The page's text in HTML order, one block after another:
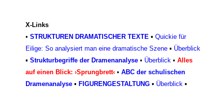
X-Links
• STRUKTUREN DRAMATISCHER TEXTE ▪ Quickie für
Eilige: So analysiert man eine dramatische Szene ▪ Überblick
▪ Strukturbegriffe der Dramenanalyse • Überblick • Alles
auf einen Blick: ›Sprungbrett‹ • ABC der schulischen
Dramenanalyse ▪ FIGURENGESTALTUNG ▪ Überblick ▪